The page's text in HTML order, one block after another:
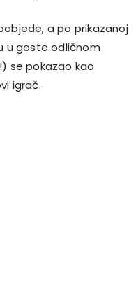
a po prikazanoj
u goste odličnom
se pokazao kao
igrač.